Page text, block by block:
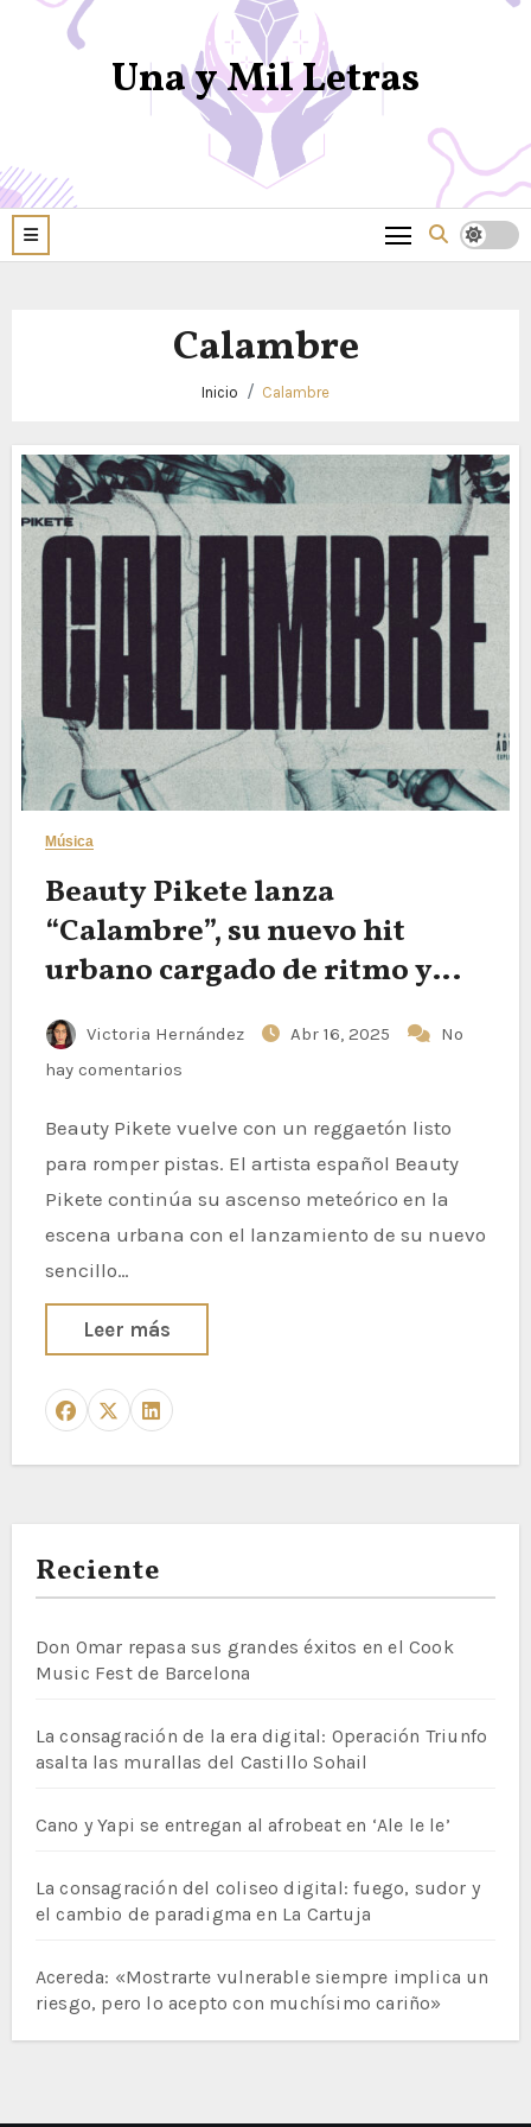
Una y Mil Letras
Calambre
Inicio Calambre
Música
Beauty Pikete lanza
“Calambre”, su nuevo hit
urbano cargado de ritmo y
actitud
Victoria Hernández Abr 16, 2025
No
hay comentarios
Beauty Pikete vuelve con un reggaetón listo
para romper pistas. El artista español Beauty
Pikete continúa su ascenso meteórico en la
escena urbana con el lanzamiento de su nuevo
sencillo…
Leer más
Reciente
Don Omar repasa sus grandes éxitos en el Cook
Music Fest de Barcelona
La consagración de la era digital: Operación Triunfo
asalta las murallas del Castillo Sohail
Cano y Yapi se entregan al afrobeat en ‘Ale le le’
La consagración del coliseo digital: fuego, sudor y
el cambio de paradigma en La Cartuja
Acereda: «Mostrarte vulnerable siempre implica un
riesgo, pero lo acepto con muchísimo cariño»